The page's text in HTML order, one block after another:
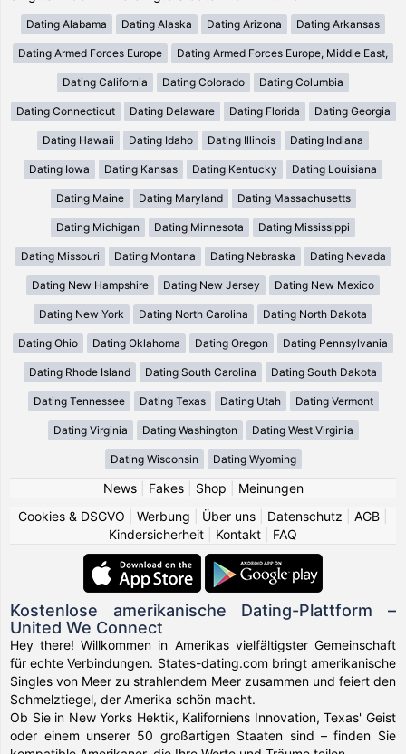
Dating Alabama Dating Alaska Dating Arizona Dating Arkansas
Dating Armed Forces Europe Dating Armed Forces Europe, Middle East,
Dating California Dating Colorado Dating Columbia
Dating Connecticut Dating Delaware Dating Florida Dating Georgia
Dating Hawaii Dating Idaho Dating Illinois Dating Indiana
Dating Iowa Dating Kansas Dating Kentucky Dating Louisiana
Dating Maine Dating Maryland Dating Massachusetts
Dating Michigan Dating Minnesota Dating Mississippi
Dating Missouri Dating Montana Dating Nebraska Dating Nevada
Dating New Hampshire Dating New Jersey Dating New Mexico
Dating New York Dating North Carolina Dating North Dakota
Dating Ohio Dating Oklahoma Dating Oregon Dating Pennsylvania
Dating Rhode Island Dating South Carolina Dating South Dakota
Dating Tennessee Dating Texas Dating Utah Dating Vermont
Dating Virginia Dating Washington Dating West Virginia
Dating Wisconsin Dating Wyoming
News| Fakes| Shop
Meinungen
Cookies & DSGVO
Werbung Über uns Datenschutz AGB
Kindersicherheit
Kontakt FAQ
Kostenlose amerikanische Dating-Plattform –
United We Connect
Hey there! Willkommen in Amerikas vielfältigster Gemeinschaft
für echte Verbindungen. States-dating.com bringt amerikanische
Singles von Meer zu strahlendem Meer zusammen und feiert den
Schmelztiegel, der Amerika schön macht.
Ob Sie in New Yorks Hektik, Kaliforniens Innovation, Texas' Geist
oder einem unserer 50 großartigen Staaten sind – finden Sie